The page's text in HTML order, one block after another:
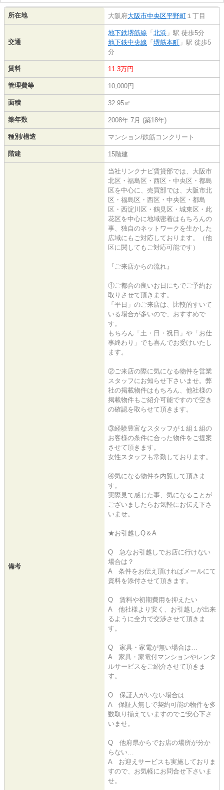
所在地 大阪府大阪市中央区平野町 １丁目
交通
地下鉄堺筋線 「 北浜 」駅 徒歩5分
地下鉄中央線 「 堺筋本町 」駅 徒歩5
分
賃料 11.3万円
管理費等 10,000円
面積 32.95㎡
築年数 2008年 7月 (築18年)
種別/構造 マンション/鉄筋コンクリート
階建 15階建
備考
当社リンクナビ賃貸部では、大阪市
北区・福島区・西区・中央区・都島
区を中心に、売買部では、大阪市北
区・福島区・西区・中央区・都島
区・西淀川区・鶴見区・城東区・此
花区を中心に地域密着はもちろんの
事、独自のネットワークを生かした
広域にもご対応しております。（他
区に関してもご対応可能です）
『ご来店からの流れ』
①ご都合の良いお日にちでご予約お
取りさせて頂きます。
「平日」のご来店は、比較的すいて
いる場合が多いので、おすすめで
す。
もちろん「土・日・祝日」や「お仕
事終わり」でも喜んでお受けいたし
ます。
②ご来店の際に気になる物件を営業
スタッフにお知らせ下さいませ。弊
社の掲載物件はもちろん、他社様の
掲載物件もご紹介可能ですので空き
の確認を取らせて頂きます。
③経験豊富なスタッフが１組１組の
お客様の条件に合った物件をご提案
させて頂きます。
女性スタッフも常勤しております。
④気になる物件を内覧して頂きま
す。
実際見て感じた事、気になることが
ございましたらお気軽にお伝え下さ
いませ。
★お引越しQ＆A
Q 急なお引越しでお店に行けない
場合は？
A 条件をお伝え頂ければメールにて
資料を添付させて頂きます。
Q 賃料や初期費用を抑えたい
A 他社様より安く、お引越しが出来
るように全力で交渉させて頂きま
す。
Q 家具・家電が無い場合は…
A 家具・家電付マンションやレンタ
ルサービスをご紹介させて頂きま
す。
Q 保証人がいない場合は…
A 保証人無しで契約可能の物件を多
数取り揃えていますのでご安心下さ
いませ。
Q 他府県からでお店の場所が分か
らない…
A お迎えサービスも実施しておりま
すので、お気軽にお問合せ下さいま
せ。